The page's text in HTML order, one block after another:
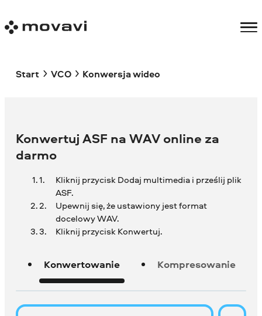
Start VCO Konwersja wideo
Konwertuj ASF na WAV online za
darmo
Kliknij przycisk Dodaj multimedia i prześlij plik
ASF.
Upewnij się, że ustawiony jest format
docelowy WAV.
Kliknij przycisk Konwertuj.
Konwertowanie Kompresowanie